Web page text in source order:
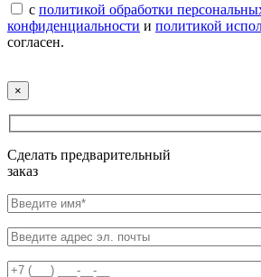
с политикой обработки
конфиденциальности и политикой
согласен.
×
Сделать предварительный
заказ